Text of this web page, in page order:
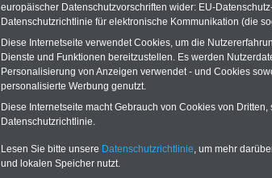
Wahlordnung zum Betriebsrat §§ 24 bis
europäischer Datenschutzvorschriften wider: EU-
Datenschutzrichtlinie für elektronische Kommunikation (die
Diese Internetseite verwendet Cookies, um die
Dienste und Funktionen bereitzustellen. Es werden
Personalisierung von Anzeigen verwendet - und Cookies
personalisierte Werbung genutzt.
Diese Internetseite macht Gebrauch von Cookies von
Datenschutzrichtlinie.
Lesen Sie bitte unsere Datenschutzrichtlinie, um mehr
und lokalen Speicher nutzt.